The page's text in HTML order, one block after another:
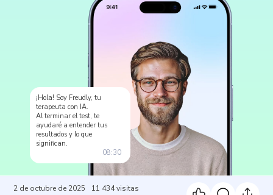
¡Hola! Soy Freudly, tu
terapeuta con IA.
Al terminar el test, te
ayudaré a entender tus
resultados y lo que
significan.
08:30
2 de octubre de 2025 11 434visitas